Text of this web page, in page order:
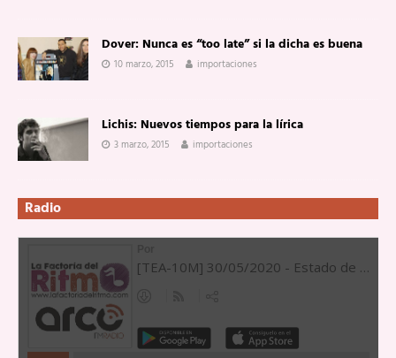
Dover: Nunca es “too late” si la dicha es buena
10 marzo, 2015 importaciones
Lichis: Nuevos tiempos para la lírica
3 marzo, 2015 importaciones
Radio